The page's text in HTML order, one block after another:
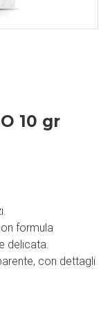
10 gr
formula
delicata.
con dettagli